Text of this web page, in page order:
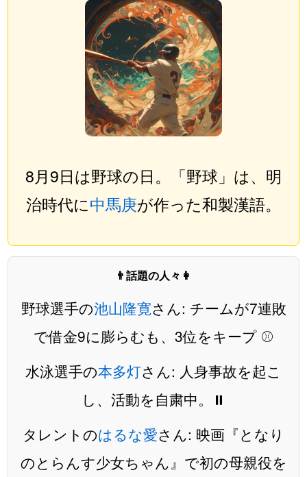
8月9日は野球の日。「野球」は、明
治時代に中馬庚が作った和製漢語。
👨話題の人々👩
野球選手の池山隆寛さん: チームが7連敗
で借金9に膨らむも、3位をキープ ⚾️
水泳選手の本多灯さん: 人身事故を起こ
し、活動を自粛中。⏸️
タレントのはるな愛さん: 映画『となり
のとらんす少女ちゃん』で初の母親役を